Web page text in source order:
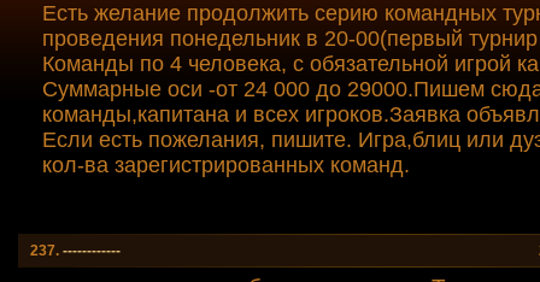
Есть желание продолжить серию командных
проведения понедельник в 20-00(первый
Команды по 4 человека, с обязательной игрой
Суммарные оси -от 24 000 до 29000.Пишем
команды,капитана и всех игроков.Заявка
Если есть пожелания, пишите. Игра,блиц или
кол-ва зарегистрированных команд.
237. ------------